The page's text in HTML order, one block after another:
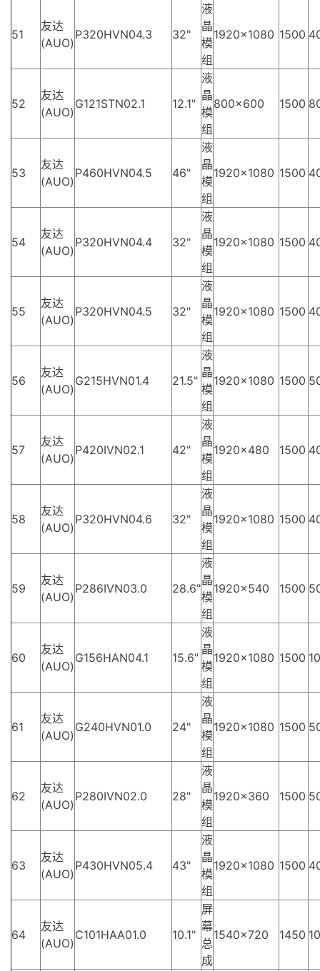
51
友达
(AUO)
P320HVN04.3 32"
液
晶
模
组
1920×1080 1500
52
友达
(AUO)
G121STN02.1 12.1"
液
晶
模
组
800×600 1500
53
友达
(AUO)
P460HVN04.5 46"
液
晶
模
组
1920×1080 1500
54
友达
(AUO)
P320HVN04.4 32"
液
晶
模
组
1920×1080 1500
55
友达
(AUO)
P320HVN04.5 32"
液
晶
模
组
1920×1080 1500
56
友达
(AUO)
G215HVN01.4 21.5"
液
晶
模
组
1920×1080 1500
57
友达
(AUO)
P420IVN02.1 42"
液
晶
模
组
1920×480 1500
58
友达
(AUO)
P320HVN04.6 32"
液
晶
模
组
1920×1080 1500
59
友达
(AUO)
P286IVN03.0 28.6"
液
晶
模
组
1920×540 1500
60
友达
(AUO)
G156HAN04.1 15.6"
液
晶
模
组
1920×1080 1500
61
友达
(AUO)
G240HVN01.0 24"
液
晶
模
组
1920×1080 1500
62
友达
(AUO)
P280IVN02.0 28"
液
晶
模
组
1920×360 1500
63
友达
(AUO)
P430HVN05.4 43"
液
晶
模
组
1920×1080 1500
64
友达
(AUO)
C101HAA01.0 10.1"
屏
幕
总
成
1540×720 1450